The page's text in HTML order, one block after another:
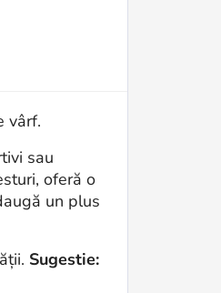
vârf.
sau
oferă o
un plus
Sugestie: